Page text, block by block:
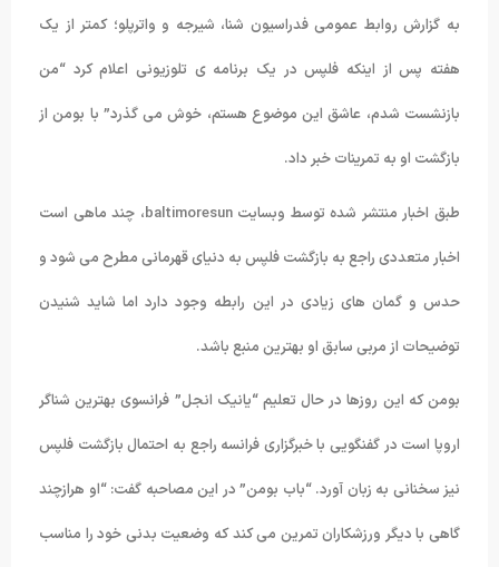
به گزارش روابط عمومی فدراسیون شنا، شیرجه و واترپلو؛ کمتر از یک
هفته پس از اینکه فلپس در یک برنامه ی تلوزیونی اعلام کرد “من
بازنشست شدم، عاشق این موضوع هستم، خوش می گذرد” با بومن از
بازگشت او به تمرینات خبر داد.
طبق اخبار منتشر شده توسط وبسایت baltimoresun، چند ماهی است
اخبار متعددی راجع به بازگشت فلپس به دنیای قهرمانی مطرح می شود و
حدس و گمان های زیادی در این رابطه وجود دارد اما شاید شنیدن
توضیحات از مربی سابق او بهترین منبع باشد.
بومن که این روزها در حال تعلیم “یانیک انجل” فرانسوی بهترین شناگر
اروپا است در گفنگویی با خبرگزاری فرانسه راجع به احتمال بازگشت فلپس
نیز سخنانی به زبان آورد. “باب بومن” در این مصاحبه گفت: “او هرازچند
گاهی با دیگر ورزشکاران تمرین می کند که وضعیت بدنی خود را مناسب